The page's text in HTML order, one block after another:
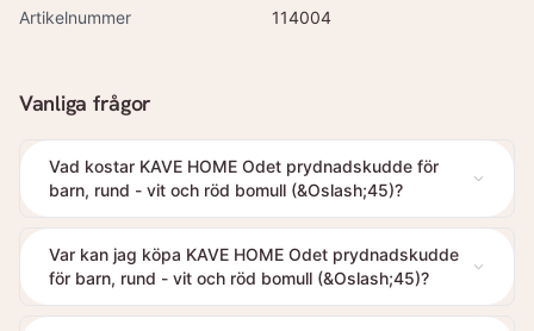
Artikelnummer
114004
Vanliga frågor
Vad kostar KAVE HOME Odet prydnadskudde för
barn, rund - vit och röd bomull (&Oslash;45)?
Var kan jag köpa KAVE HOME Odet prydnadskudde
för barn, rund - vit och röd bomull (&Oslash;45)?